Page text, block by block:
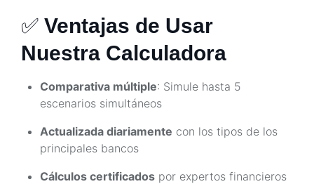
✅ Ventajas de Usar
Nuestra Calculadora
Comparativa múltiple: Simule hasta 5
escenarios simultáneos
Actualizada diariamente con los tipos de los
principales bancos
Cálculos certificados por expertos financieros